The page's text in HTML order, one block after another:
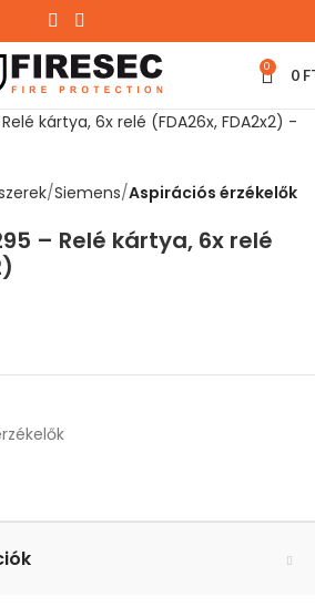
0 0
Siemens Aspirációs érzékelők
– Relé kártya, 6x relé